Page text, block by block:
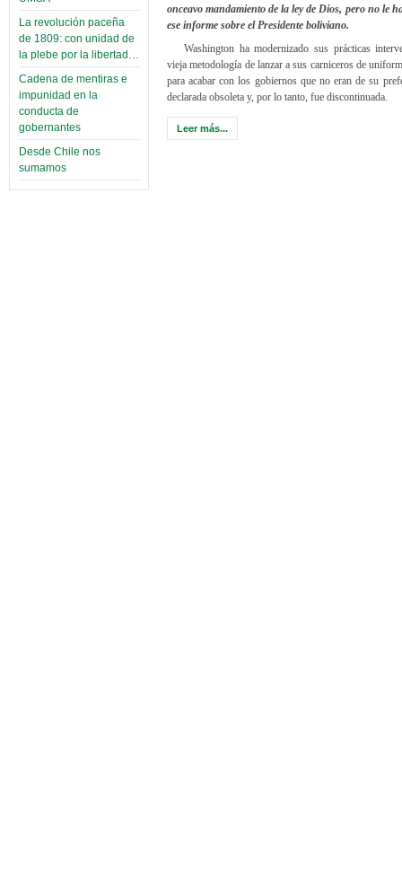
La revolución paceña
de 1809: con unidad de
la plebe por la libertad…
Cadena de mentiras e
impunidad en la
conducta de
gobernantes
Desde Chile nos
sumamos
onceavo mandamiento de la ley de Dios, pero no le
ese informe sobre el Presidente boliviano.
Washington ha modernizado sus prácticas
vieja metodología de lanzar a sus carniceros de
para acabar con los gobiernos que no eran de su
declarada obsoleta y, por lo tanto, fue discontinuada.
Leer más...